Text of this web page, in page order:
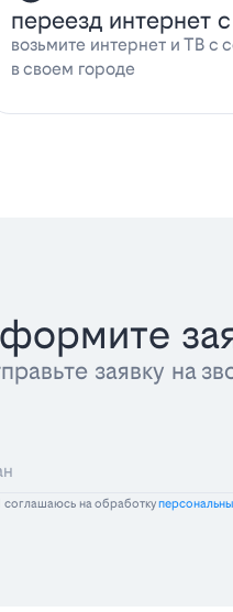
переезд интернет
возьмите интернет и ТВ с
в своем городе
заявку на
соглашаюсь на обработку